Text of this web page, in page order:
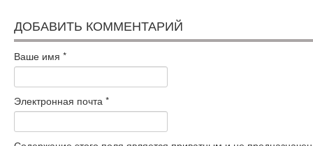
ДОБАВИТЬ КОММЕНТАРИЙ
Ваше имя *
Электронная почта *